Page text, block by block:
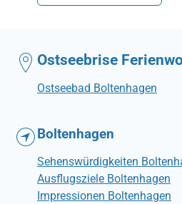
Ostseebrise
Ostseebad Boltenhagen
Boltenhagen
Sehenswürdigkeiten
Ausflugsziele Boltenhagen
Impressionen Boltenhagen